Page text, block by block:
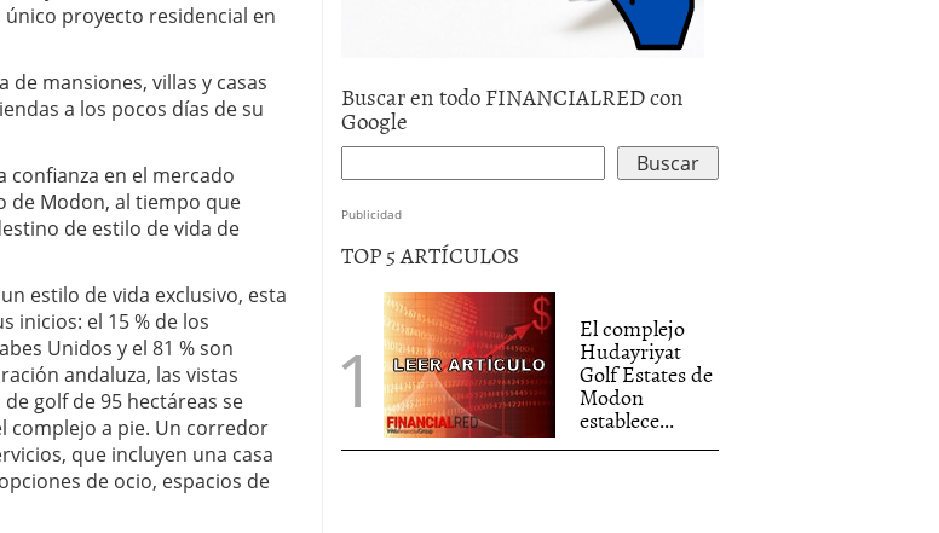
proyecto residencial en
mansiones, villas y casas
a los pocos días de su
confianza en el mercado
de Modon, al tiempo que
de estilo de vida de
estilo de vida exclusivo, esta
inicios: el 15 % de los
Unidos y el 81 % son
andaluza, las vistas
golf de 95 hectáreas se
complejo a pie. Un corredor
que incluyen una casa
de ocio, espacios de
Buscar en todo FINANCIALRED con
Google
Publicidad
TOP 5 ARTÍCULOS
El complejo
Hudayriyat
Golf Estates de
Modon
establece...